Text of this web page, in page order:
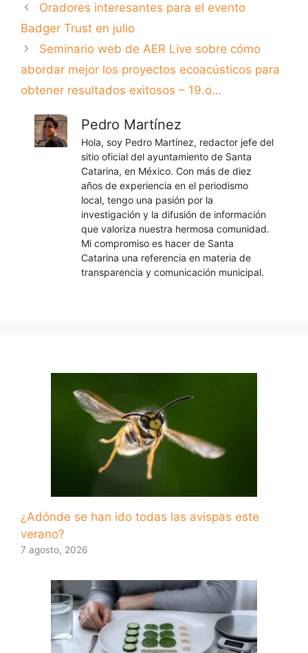
Oradores interesantes para el evento
Badger Trust en julio
Seminario web de AER Live sobre cómo
abordar mejor los proyectos ecoacústicos para
obtener resultados exitosos – 19.o…
Pedro Martínez
Hola, soy Pedro Martínez, redactor jefe del
sitio oficial del ayuntamiento de Santa
Catarina, en México. Con más de diez
años de experiencia en el periodismo
local, tengo una pasión por la
investigación y la difusión de información
que valoriza nuestra hermosa comunidad.
Mi compromiso es hacer de Santa
Catarina una referencia en materia de
transparencia y comunicación municipal.
¿Adónde se han ido todas las avispas este
verano?
7 agosto, 2026